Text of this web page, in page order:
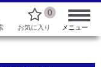
0
お気に入り メニュー